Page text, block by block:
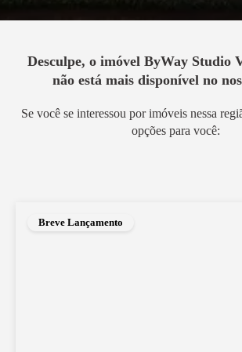
Desculpe, o imóvel ByWay Studio
não está mais disponível no
Se você se interessou por imóveis nessa
opções para você:
Breve Lançamento